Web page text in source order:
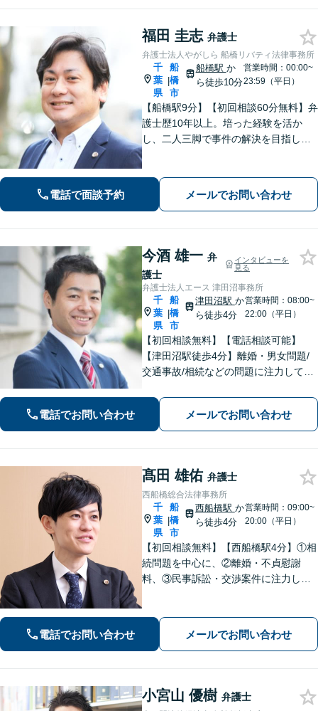
福田 圭志 弁護士
弁護士法人やがしら 船橋リバティ法律事務所
千
葉
県
|
船
橋
市
船橋駅 か
ら徒歩10分
営業時間：00:00~
23:59（平日）
【船橋駅9分】【初回相談60分無料】弁
護士歴10年以上。培った経験を活か
し、二人三脚で事件の解決を目指しま
解決を【相続問題】長期案件も忍耐強
く共に戦います【夜間相談可】
電話で面談予約 メールでお問い合わせ
今酒 雄一 弁
護士
インタビューを
見る
弁護士法人エース 津田沼事務所
千
葉
県
|
船
橋
市
津田沼駅 か
ら徒歩4分
営業時間：08:00~
22:00（平日）
【初回相談無料】【電話相談可能】
【津田沼駅徒歩4分】離婚・男女問題/
交通事故/相続などの問題に注力してい
電話でお問い合わせ メールでお問い合わせ
髙田 雄佑 弁護士
西船橋総合法律事務所
千
葉
県
|
船
橋
市
西船橋駅 か
ら徒歩4分
営業時間：09:00~
20:00（平日）
【初回相談無料】【西船橋駅4分】①相
続問題を中心に、②離婚・不貞慰謝
料、③民事訴訟・交渉案件に注力して
直接、初回相談から解決まで一貫して
丁寧にサポートいたします。【夜間・
電話でお問い合わせ メールでお問い合わせ
小宮山 優樹 弁護士